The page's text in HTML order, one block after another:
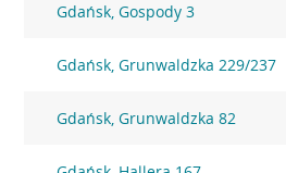
Gdańsk, Gospody 3
Gdańsk, Grunwaldzka 229/237
Gdańsk, Grunwaldzka 82